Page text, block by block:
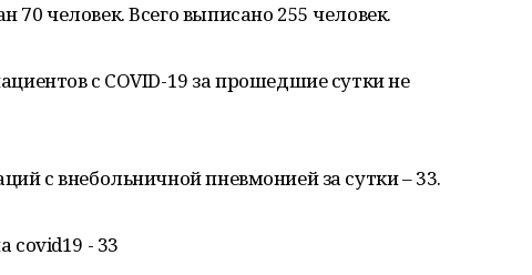
70 человек. Всего выписано 255 человек.
с COVID-19 за прошедшие сутки не
с внебольничной пневмонией за сутки – 33.
covid19 - 33